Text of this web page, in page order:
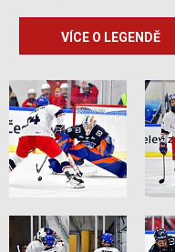
VÍCE O LEGENDĚ